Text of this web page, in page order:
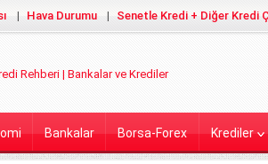
Hava Durumu Senetle Kredi + Diğer Kredi
Bankalar Borsa-Forex Krediler